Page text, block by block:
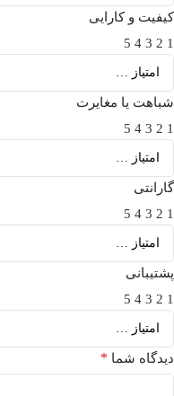
کیفیت و کارایی
1
2
3
4
5
شباهت یا مغایرت
1
2
3
4
5
گارانتی
1
2
3
4
5
پشتیبانی
1
2
3
4
5
دیدگاه شما *